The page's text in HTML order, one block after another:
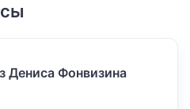
Дениса Фонвизина